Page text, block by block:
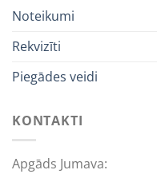
Noteikumi
Rekvizīti
Piegādes veidi
KONTAKTI
Apgāds Jumava: